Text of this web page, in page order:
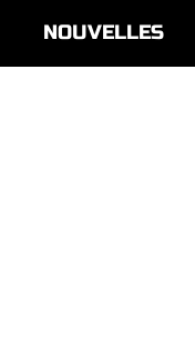
NOUVELLES